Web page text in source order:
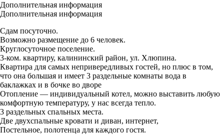
Дополнительная информация
Дополнительная информация
Сдам посуточно.
Возможно размещение до 6 человек.
Круглосуточное поселение.
3-ком. квартиру, калининский район, ул. Хлюпина.
Квартира для самых непривередливых гостей, но плюс в том,
что она большая и имеет 3 раздельные комнаты вода в
баклажках и в бочке во дворе
Отопление — индивидуальный котел, можно выставить любую
комфортную температуру, у нас всегда тепло.
3 раздельных спальных места.
Две двухспальные кровати и диван, интернет,
Постельное, полотенца для каждого гостя.